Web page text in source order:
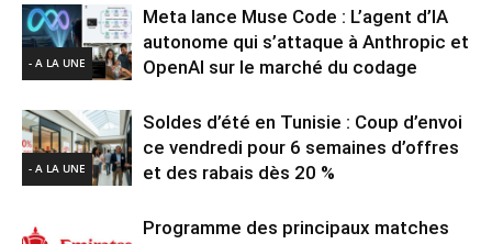
- A LA UNE
Meta lance Muse Code : L’agent d’IA
autonome qui s’attaque à Anthropic et
OpenAI sur le marché du codage
- A LA UNE
Soldes d’été en Tunisie : Coup d’envoi
ce vendredi pour 6 semaines d’offres
et des rabais dès 20 %
Programme des principaux matches